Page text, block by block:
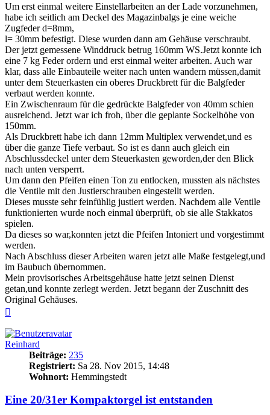
Um erst einmal weitere Einstellarbeiten an der Lade vorzunehmen,
habe ich seitlich am Deckel des Magazinbalgs je eine weiche
Zugfeder d=8mm,
l= 30mm befestigt. Diese wurden dann am Gehäuse verschraubt.
Der jetzt gemessene Winddruck betrug 160mm WS.Jetzt konnte ich
eine 7 kg Feder ordern und erst einmal weiter arbeiten. Auch war
klar, dass alle Einbauteile weiter nach unten wandern müssen,damit
unter dem Steuerkasten ein oberes Druckbrett für die Balgfeder
verbaut werden konnte.
Ein Zwischenraum für die gedrückte Balgfeder von 40mm schien
ausreichend. Jetzt war ich froh, über die geplante Sockelhöhe von
150mm.
Als Druckbrett habe ich dann 12mm Multiplex verwendet,und es
über die ganze Tiefe verbaut. So ist es dann auch gleich ein
Abschlussdeckel unter dem Steuerkasten geworden,der den Blick
nach unten versperrt.
Um dann den Pfeifen einen Ton zu entlocken, mussten als nächstes
die Ventile mit den Justierschrauben eingestellt werden.
Dieses musste sehr feinfühlig justiert werden. Nachdem alle Ventile
funktionierten wurde noch einmal überprüft, ob sie alle Stakkatos
spielen.
Da dieses so war,konnten jetzt die Pfeifen Intoniert und vorgestimmt
werden.
Nach Abschluss dieser Arbeiten waren jetzt alle Maße festgelegt,und
im Baubuch übernommen.
Mein provisorisches Arbeitsgehäuse hatte jetzt seinen Dienst
getan,und konnte zerlegt werden. Jetzt begann der Zuschnitt des
Original Gehäuses.
Reinhard
Beiträge: 235
Registriert: Sa 28. Nov 2015, 14:48
Wohnort: Hemmingstedt
Eine 20/31er Kompaktorgel ist entstanden